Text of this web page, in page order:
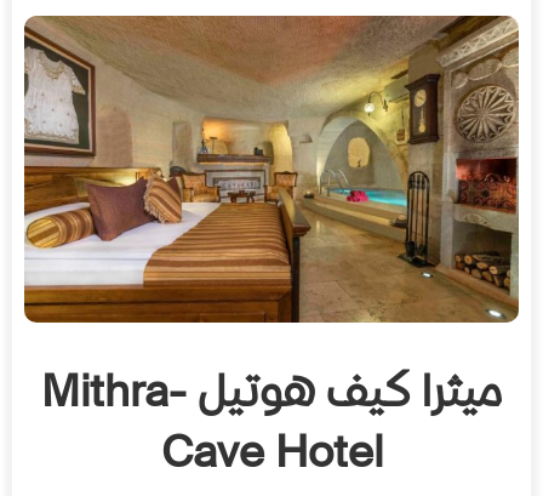
ميثرا كيف هوتيل -Mithra
Cave Hotel